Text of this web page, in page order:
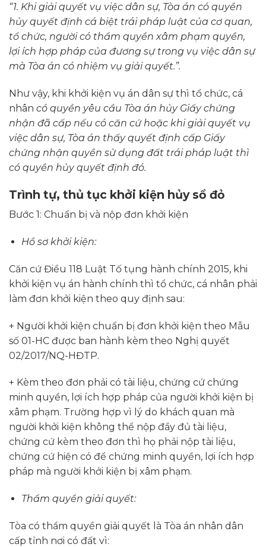
“1. Khi giải quyết vụ việc dân sự, Tòa án có quyền
hủy quyết định cá biệt trái pháp luật của cơ quan,
tổ chức, người có thẩm quyền xâm phạm quyền,
lợi ích hợp pháp của đương sự trong vụ việc dân sự
mà Tòa án có nhiệm vụ giải quyết.”.
Như vậy, khi khởi kiện vụ án dân sự thì tổ chức, cá
nhân có quyền yêu cầu Tòa án hủy Giấy chứng
nhận đã cấp nếu có căn cứ hoặc khi giải quyết vụ
việc dân sự, Tòa án thấy quyết định cấp Giấy
chứng nhận quyền sử dụng đất trái pháp luật thì
có quyền hủy quyết định đó.
Trình tự, thủ tục khởi kiện hủy sổ đỏ
Bước 1: Chuẩn bị và nộp đơn khởi kiện
Hồ sơ khởi kiện:
Căn cứ Điều 118 Luật Tố tụng hành chính 2015, khi
khởi kiện vụ án hành chính thì tổ chức, cá nhân phải
làm đơn khởi kiện theo quy định sau:
+ Người khởi kiện chuẩn bị đơn khởi kiện theo Mẫu
số 01-HC được ban hành kèm theo Nghị quyết
02/2017/NQ-HĐTP.
+ Kèm theo đơn phải có tài liệu, chứng cứ chứng
minh quyền, lợi ích hợp pháp của người khởi kiện bị
xâm phạm. Trường hợp vì lý do khách quan mà
người khởi kiện không thể nộp đầy đủ tài liệu,
chứng cứ kèm theo đơn thì họ phải nộp tài liệu,
chứng cứ hiện có để chứng minh quyền, lợi ích hợp
pháp mà người khởi kiện bị xâm phạm.
Thẩm quyền giải quyết:
Tòa có thẩm quyền giải quyết là Tòa án nhân dân
cấp tỉnh nơi có đất vì: